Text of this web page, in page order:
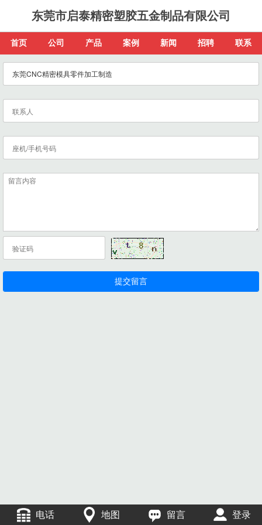
东莞市启泰精密塑胶五金制品有限公司
首页 公司 产品 案例 新闻 招聘 联系
电话 地图 留言 登录